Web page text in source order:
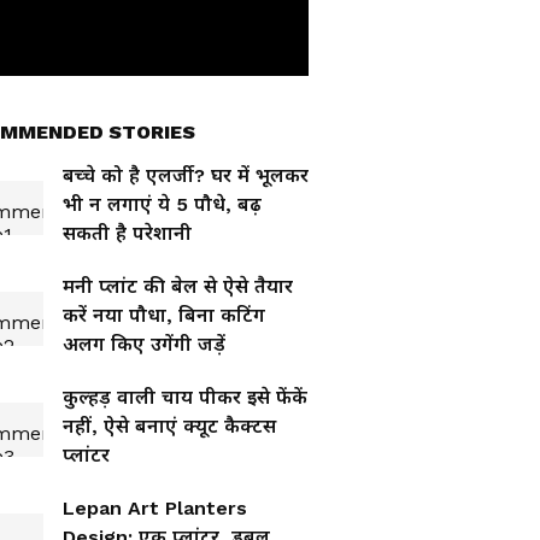
STORIES
बच्चे को है एलर्जी? घर में भूलकर
भी न लगाएं ये 5 पौधे, बढ़
सकती है परेशानी
मनी प्लांट की बेल से ऐसे तैयार
करें नया पौधा, बिना कटिंग
अलग किए उगेंगी जड़ें
कुल्हड़ वाली चाय पीकर इसे फेंकें
नहीं, ऐसे बनाएं क्यूट कैक्टस
प्लांटर
Lepan Art Planters